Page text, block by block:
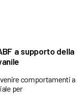
a supporto della
comportamenti a
per